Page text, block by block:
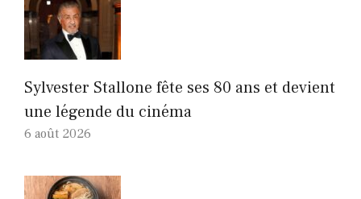
Sylvester Stallone fête ses 80 ans et devient
une légende du cinéma
6 août 2026